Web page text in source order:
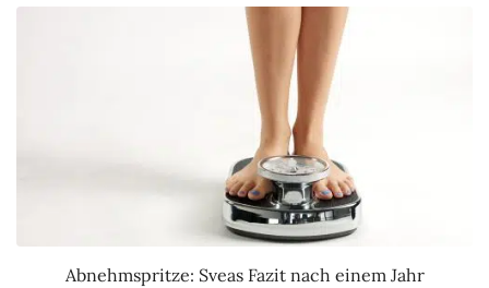
Abnehmspritze: Sveas Fazit nach einem Jahr